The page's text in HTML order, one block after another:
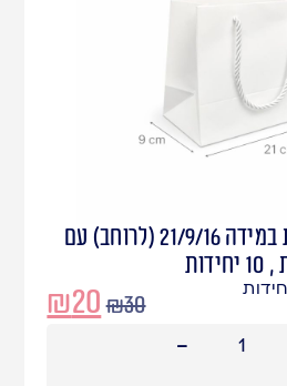
שקיות קרטון לבנות במידה 21/9/16 (לרוחב) עם
₪30
₪20